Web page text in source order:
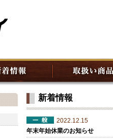
新着情報
2022.12.15
年末年始休業のお知らせ